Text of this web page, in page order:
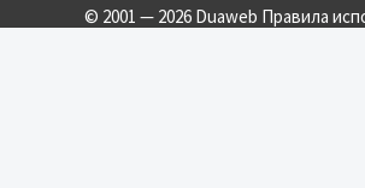
© 2001 — 2026 Duaweb Правила